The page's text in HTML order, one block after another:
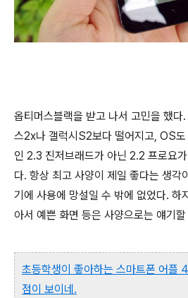
옵티머스블랙을 받고 나서 고민을 했다
스2x나 갤럭시S2보다 떨어지고, OS도
인 2.3 진저브래드가 아닌 2.2 프로요
다. 항상 최고 사양이 제일 좋다는 생각
기에 사용에 망설일 수 밖에 없었다. 하
아서 예쁜 화면 등은 사양으로는 얘기
초등학생이 좋아하는 스마트폰 어플
점이 보이네.